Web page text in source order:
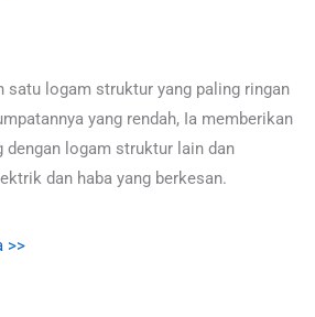
satu logam struktur yang paling ringan
yang rendah, Ia memberikan
dengan logam struktur lain dan
dan haba yang berkesan.
>>